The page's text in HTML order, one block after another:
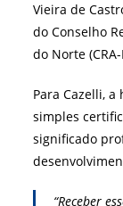
Vieira de
do Conselho
do Norte
Para Cazelli,
simples
significado
“Receber